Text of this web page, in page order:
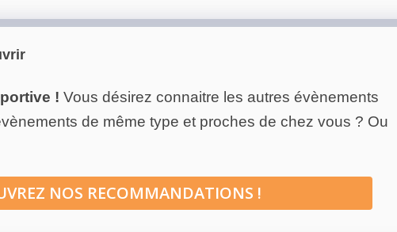
! Vous désirez connaitre les autres évènements
de même type et proches de chez vous ? Ou
NOS RECOMMANDATIONS !